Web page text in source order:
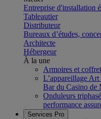
Entreprise d'installation
Tableautier
Distributeur
Bureaux d’études,
Architecte
Hébergeur
À la une
Armoires et
L’appareillage
Bar du Casino de
Onduleurs
performance
Services Pro